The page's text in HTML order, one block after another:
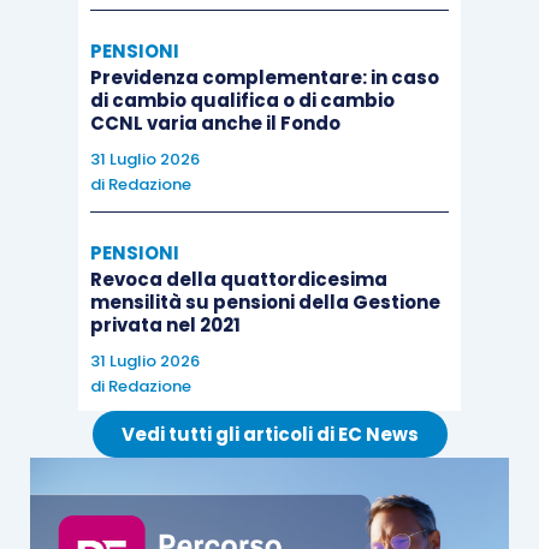
PENSIONI
Previdenza complementare: in caso
di cambio qualifica o di cambio
CCNL varia anche il Fondo
31 Luglio 2026
di Redazione
PENSIONI
Revoca della quattordicesima
mensilità su pensioni della Gestione
privata nel 2021
31 Luglio 2026
di Redazione
Vedi tutti gli articoli di EC News